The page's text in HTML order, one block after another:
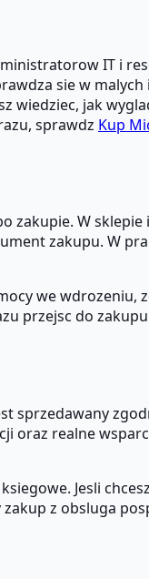
IT i
sie w
wiedziec, jak
sprawdz Kup
zakupie. W
zakupu. W
we wdrozeniu,
przejsc do
sprzedawany
oraz realne
Jesli
zakup z obsluga